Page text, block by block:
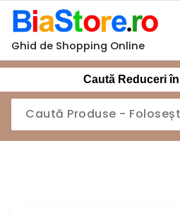
Sari
conținut
Ghid de Shopping Online
Caută Reduceri